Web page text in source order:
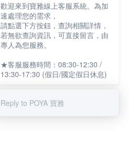
歡迎來到寶雅線上客服系統。為加
速處理您的需求，
請點選下方按鈕，查詢相關詳情，
若無欲查詢資訊，可直接留言，由
專人為您服務。
★客服服務時間：08:30-12:30 /
13:30-17:30 (假日/國定假日休息)
Reply to POYA 寶雅